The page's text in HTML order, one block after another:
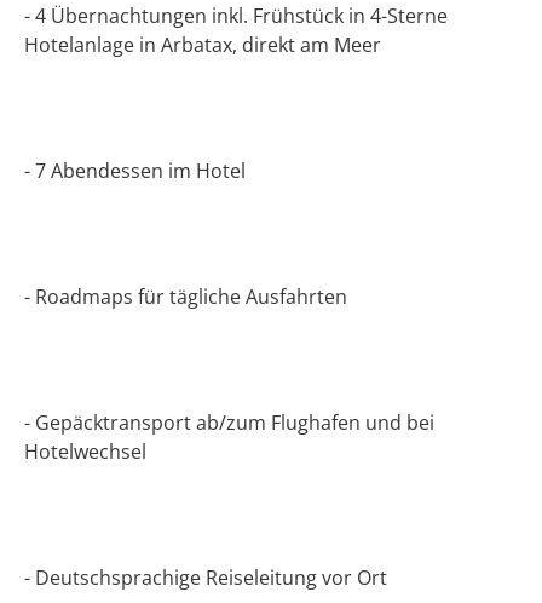
- 4 Übernachtungen inkl. Frühstück in 4-Sterne
Hotelanlage in Arbatax, direkt am Meer
- 7 Abendessen im Hotel
- Roadmaps für tägliche Ausfahrten
- Gepäcktransport ab/zum Flughafen und bei
Hotelwechsel
- Deutschsprachige Reiseleitung vor Ort